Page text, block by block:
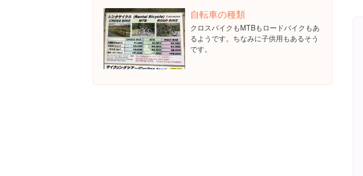
自転車の種類
クロスバイクもMTBもロードバイクもあ
るようです。ちなみに子供用もあるそう
です。